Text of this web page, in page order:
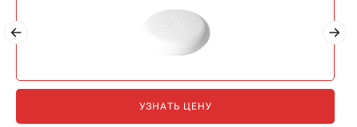
УЗНАТЬ ЦЕНУ